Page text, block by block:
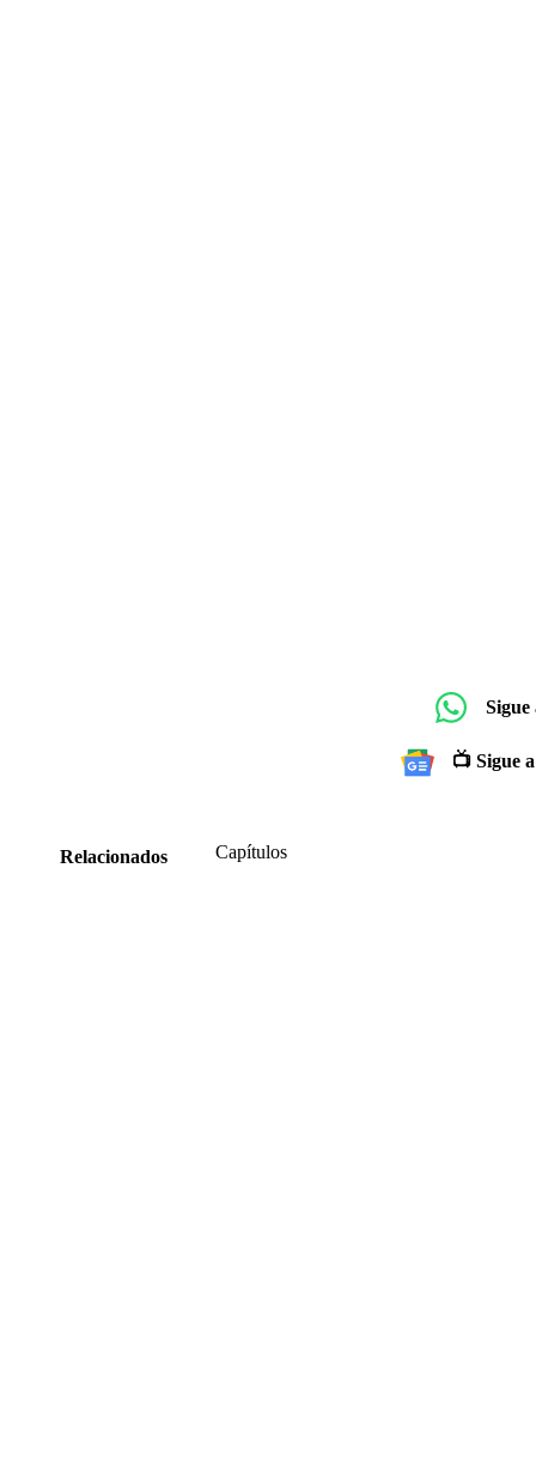
📺 Sigue
Relacionados Capítulos